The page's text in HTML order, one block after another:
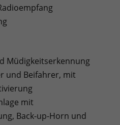
Müdigkeitserkennung
und Beifahrer, mit
mit
Back-up-Horn und